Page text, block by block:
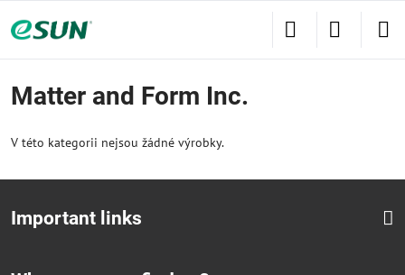
Matter and Form Inc.
V této kategorii nejsou žádné výrobky.
Important links